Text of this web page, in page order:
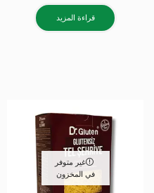
قراءة المزيد
غير متوفر
في المخزون